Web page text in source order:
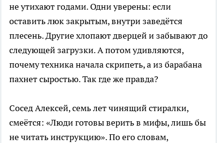
не утихают годами. Одни уверены: если
оставить люк закрытым, внутри заведётся
плесень. Другие хлопают дверцей и забывают до
следующей загрузки. А потом удивляются,
почему техника начала скрипеть, а из барабана
пахнет сыростью. Так где же правда?
Сосед Алексей, семь лет чинящий стиралки,
смеётся: «Люди готовы верить в мифы, лишь бы
не читать инструкцию». По его словам,